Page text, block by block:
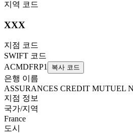
지역 코드
XXX
지점 코드
SWIFT 코드
ACMDFRP1
복사 코드
은행 이름
ASSURANCES CREDIT MUTUEL
지점 정보
국가/지역
France
도시